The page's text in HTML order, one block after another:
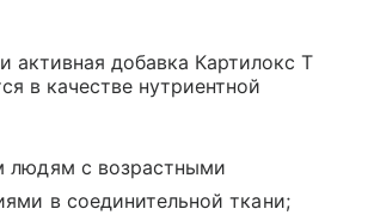
активная добавка Картилокс Т
в качестве нутриентной
людям с возрастными
в соединительной ткани;